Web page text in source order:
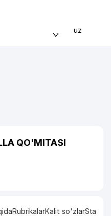
uz
QO'MITASI
RubrikalarKalit so'zlar